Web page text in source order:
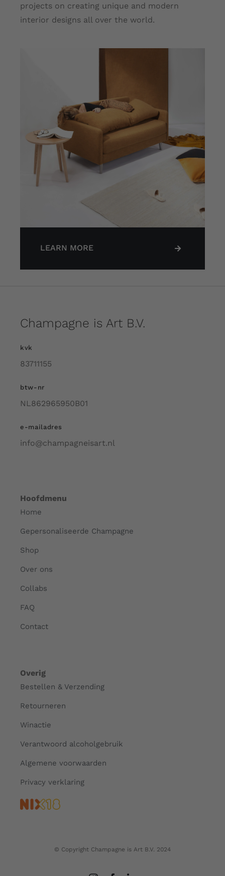
projects on creating unique and modern
interior designs all over the world.
LEARN MORE
Champagne is Art B.V.
kvk
83711155
btw-nr
NL862965950B01
e-mailadres
info@champagneisart.nl
Hoofdmenu
Home
Gepersonaliseerde Champagne
Shop
Over ons
Collabs
FAQ
Contact
Overig
Bestellen & Verzending
Retourneren
Winactie
Verantwoord alcoholgebruik
Algemene voorwaarden
Privacy verklaring
© Copyright Champagne is Art B.V. 2024